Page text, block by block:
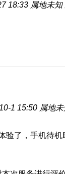
18:33 属地未知
1 15:50 属地
验了，手机待